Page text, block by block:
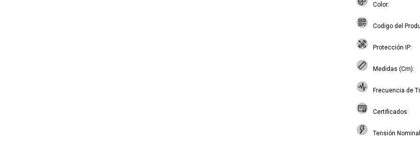
Color
Codigo del
Protección IP
Medidas (Cm)
Frecuencia de
Certificados
Tensión Nominal